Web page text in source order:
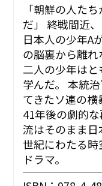
「朝鮮の人た
だ」 終戦間近
日本人の少年A
の脳裏から離れ
二人の少年はと
学んだ。 本統
てきたソ連の横
41年後の劇的
流はそのまま
世紀にわたる
ドラマ。